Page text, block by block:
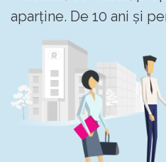
aparține. De 10 ani și